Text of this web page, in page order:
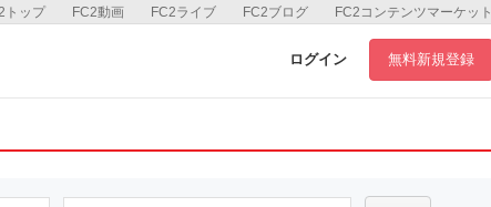
FC2コンテンツマーケット
FC2ブログ
FC2ライブ
FC2動画
トップ
ログイン 無料新規登録